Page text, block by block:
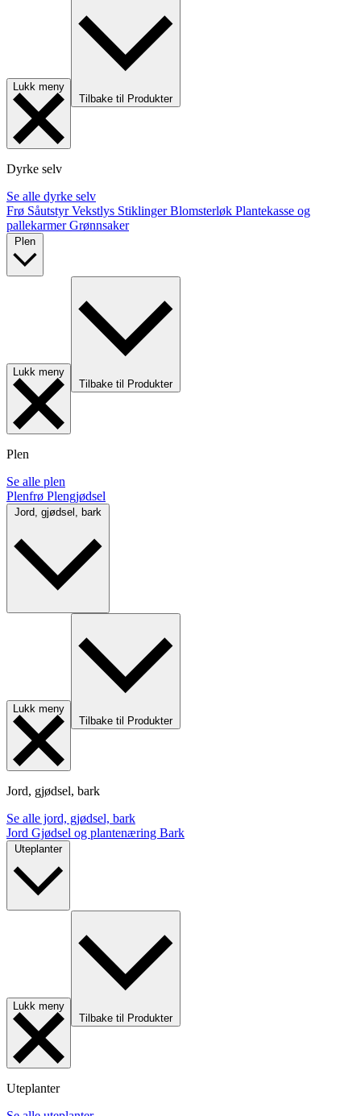
Lukk meny
Tilbake til Produkter
Dyrke selv
Se alle dyrke selv
Frø SåutstyrVekstlys StiklingerBlomsterløk Plantekasse og
pallekarmerGrønnsaker
Lukk meny
Tilbake til Produkter
Plen
Se alle plen
Plenfrø Plengjødsel
Lukk meny
Tilbake til Produkter
Jord, gjødsel, bark
Se alle jord, gjødsel, bark
Jord Gjødsel og plantenæring Bark
Uteplanter
Lukk meny
Tilbake til Produkter
Uteplanter